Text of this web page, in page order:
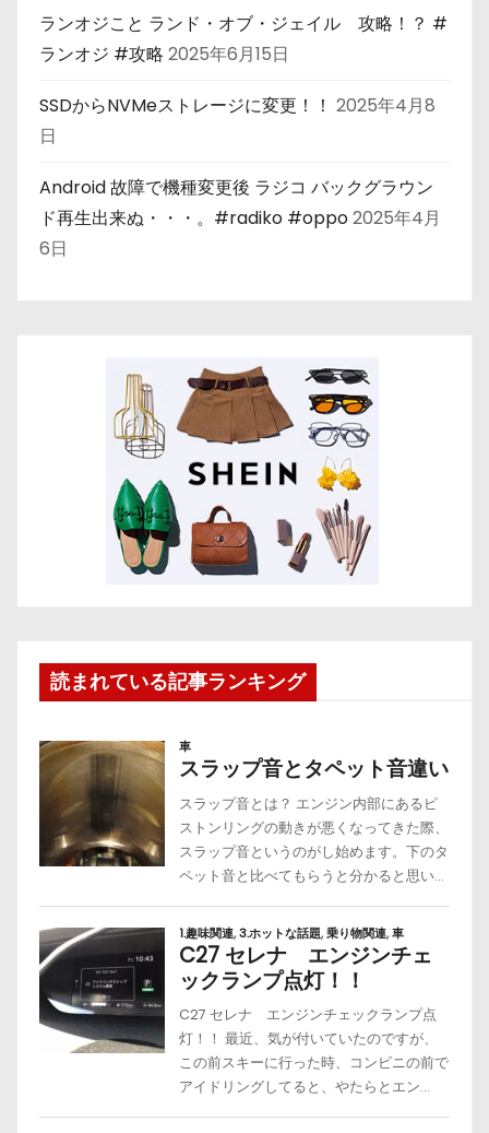
ランオジこと ランド・オブ・ジェイル 攻略！？ #
ランオジ #攻略 2025年6月15日
SSDからNVMeストレージに変更！！ 2025年4月8
日
Android 故障で機種変更後 ラジコ バックグラウン
ド再生出来ぬ・・・。#radiko #oppo2025年4月
6日
読まれている記事ランキング